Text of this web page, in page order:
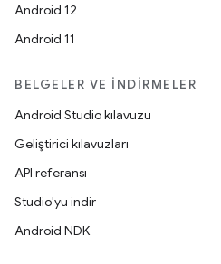
Android 12
Android 11
BELGELER VE İNDIRMELER
Android Studio kılavuzu
Geliştirici kılavuzları
API referansı
Studio'yu indir
Android NDK